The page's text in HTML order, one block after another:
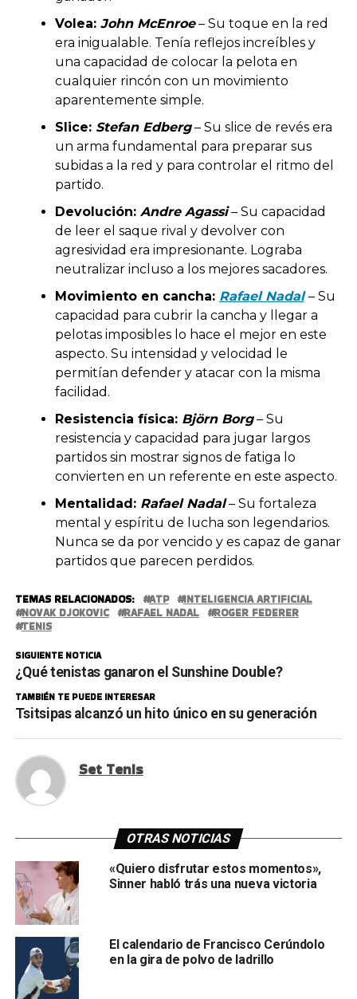
Volea: John McEnroe– Su toque en la red
era inigualable. Tenía reflejos increíbles y
una capacidad de colocar la pelota en
cualquier rincón con un movimiento
aparentemente simple.
Slice: Stefan Edberg– Su slice de revés era
un arma fundamental para preparar sus
subidas a la red y para controlar el ritmo del
partido.
Devolución: Andre Agassi– Su capacidad
de leer el saque rival y devolver con
agresividad era impresionante. Lograba
neutralizar incluso a los mejores sacadores.
Movimiento en cancha: Rafael Nadal – Su
capacidad para cubrir la cancha y llegar a
pelotas imposibles lo hace el mejor en este
aspecto. Su intensidad y velocidad le
permitían defender y atacar con la misma
facilidad.
Resistencia física: Björn Borg– Su
resistencia y capacidad para jugar largos
partidos sin mostrar signos de fatiga lo
convierten en un referente en este aspecto.
Mentalidad: Rafael Nadal– Su fortaleza
mental y espíritu de lucha son legendarios.
Nunca se da por vencido y es capaz de ganar
partidos que parecen perdidos.
TEMAS RELACIONADOS: ATP
INTELIGENCIA ARTIFICIAL
NOVAK DJOKOVIC
RAFAEL NADAL
ROGER FEDERER
TENIS
SIGUIENTE NOTICIA
¿Qué tenistas ganaron el Sunshine Double?
TAMBIÉN TE PUEDE INTERESAR
Tsitsipas alcanzó un hito único en su generación
Set Tenis
OTRAS NOTICIAS
«Quiero disfrutar estos momentos»,
Sinner habló trás una nueva victoria
El calendario de Francisco Cerúndolo
en la gira de polvo de ladrillo